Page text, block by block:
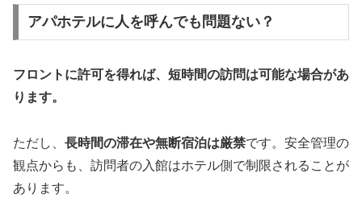
アパホテルに人を呼んでも問題ない？
フロントに許可を得れば、短時間の訪問は可能な場合があ
ります。
ただし、 長時間の滞在や無断宿泊は厳禁です。安全管理の
観点からも、訪問者の入館はホテル側で制限されることが
あります。